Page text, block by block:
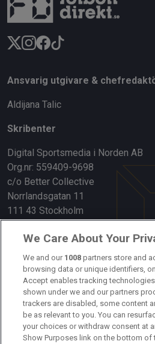
Ansvarig utgivare &
Aldijana Talic
Skribenter
Digital Sportsmedia i Norden AB
Org.nr: 559409-9698
c/o Better Collective
Norrlandsgatan 11
111 43 Stockholm
Länkar
Om oss
Kontakta oss
Kundtjänst
Sponsor: Rekatochklart
We Care About Your
We and our 1008 partners store and
browsing data or unique identifiers,
Accept enables tracking
shown under we and our partners
trackers are disabled, some content
be as relevant to you. You can
your choices or withdraw consent at
Show Purposes link on the bottom of